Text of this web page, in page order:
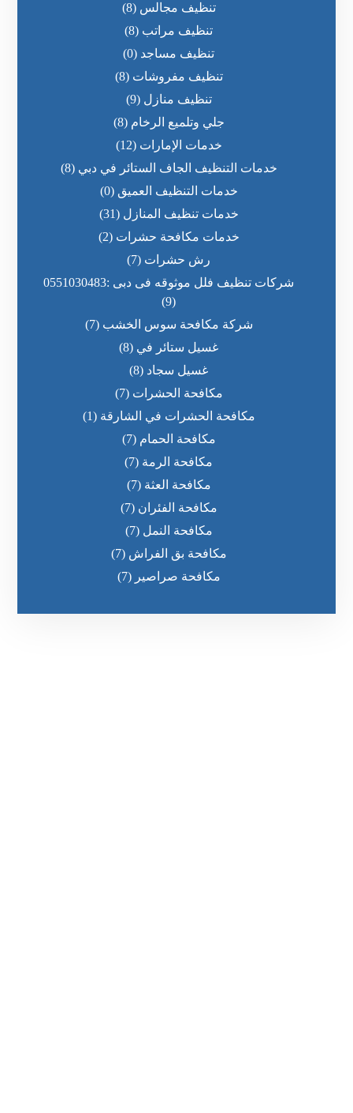
تنظيف مجالس (8)
تنظيف مراتب (8)
تنظيف مساجد (0)
تنظيف مفروشات (8)
تنظيف منازل (9)
جلي وتلميع الرخام (8)
خدمات الإمارات (12)
خدمات التنظيف الجاف الستائر في دبي (8)
خدمات التنظيف العميق (0)
خدمات تنظيف المنازل (31)
خدمات مكافحة حشرات (2)
رش حشرات (7)
شركات تنظيف فلل موثوقه فى دبى :0551030483
(9)
شركة مكافحة سوس الخشب (7)
غسيل ستائر في (8)
غسيل سجاد (8)
مكافحة الحشرات (7)
مكافحة الحشرات في الشارقة (1)
مكافحة الحمام (7)
مكافحة الرمة (7)
مكافحة العثة (7)
مكافحة الفئران (7)
مكافحة النمل (7)
مكافحة بق الفراش (7)
مكافحة صراصير (7)